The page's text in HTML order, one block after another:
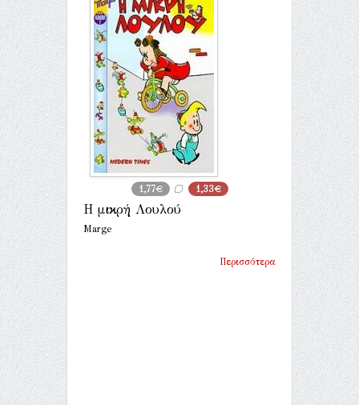
1,77€ 1,33€
Η μικρή Λουλού
Marge
Περισσότερα